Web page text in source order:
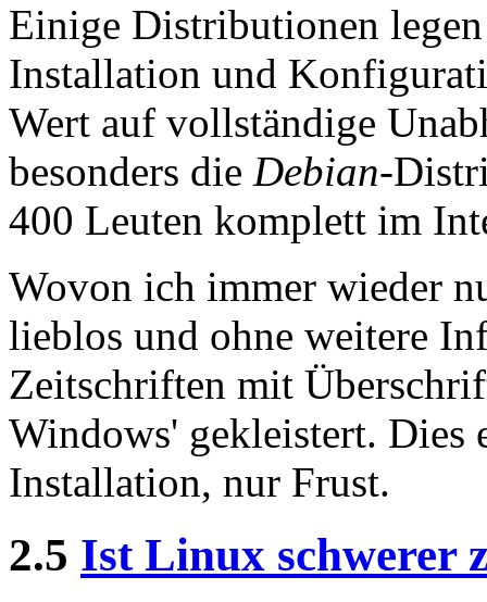
Einige Distributionen
Installation und
Wert auf vollständige
besonders die Debian-
400 Leuten komplett im
Wovon ich immer wieder
lieblos und ohne weitere
Zeitschriften mit
Windows' gekleistert. Dies
Installation, nur Frust.
2.5 Ist Linux schwerer